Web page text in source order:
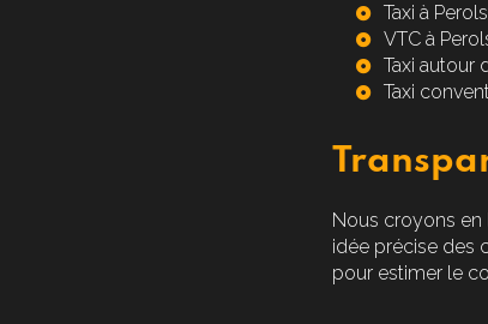
Taxi à Perols
VTC à
Taxi autour
Taxi
Nous croyons en
idée précise des
pour estimer le